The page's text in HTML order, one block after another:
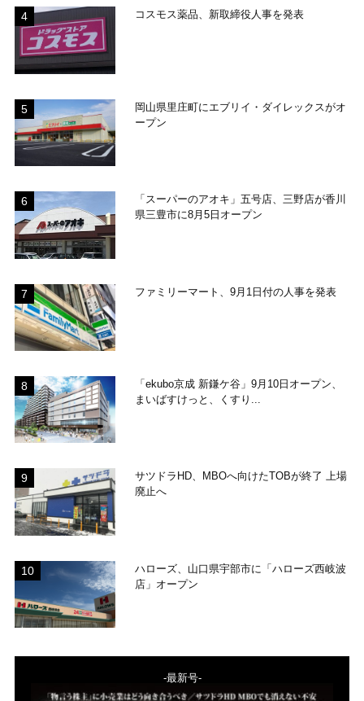
コスモス薬品、新取締役人事を発表
岡山県里庄町にエブリイ・ダイレックスがオ
ープン
「スーパーのアオキ」五号店、三野店が香川
県三豊市に8月5日オープン
ファミリーマート、9月1日付の人事を発表
「ekubo京成 新鎌ケ谷」9月10日オープン、
まいばすけっと、くすり...
サツドラHD、MBOへ向けたTOBが終了 上場
廃止へ
ハローズ、山口県宇部市に「ハローズ西岐波
店」オープン
-最新号-